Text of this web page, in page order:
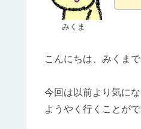
みくま
こんにちは、みくまで
今回は以前より気に
ようやく行くことが